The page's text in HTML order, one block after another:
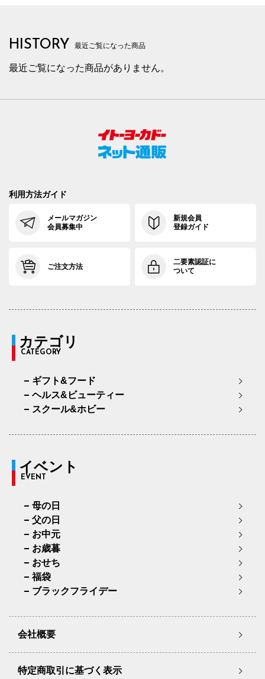
HISTORY 最近ご覧になった商品
最近ご覧になった商品がありません。
利用方法ガイド
メールマガジン
会員募集中
新規会員
登録ガイド
ご注文方法
二要素認証に
ついて
カテゴリ
CATEGORY
ギフト&フード
ヘルス&ビューティー
スクール&ホビー
イベント
EVENT
母の日
父の日
お中元
お歳暮
おせち
福袋
ブラックフライデー
会社概要
特定商取引に基づく表示